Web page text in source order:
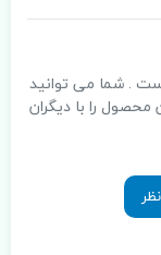
. شما می توانید
محصول را با دیگران